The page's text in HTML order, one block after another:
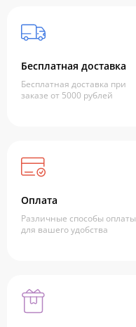
Бесплатная доставка
Бесплатная доставка при
заказе от 5000 рублей
Оплата
Различные способы оплаты
для вашего удобства